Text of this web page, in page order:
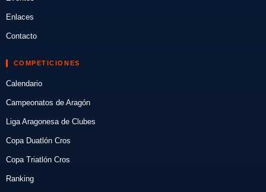
Enlaces
Contacto
COMPETICIONES
Calendario
Campeonatos de Aragón
Liga Aragonesa de Clubes
Copa Duatlón Cros
Copa Triatlón Cros
Ranking